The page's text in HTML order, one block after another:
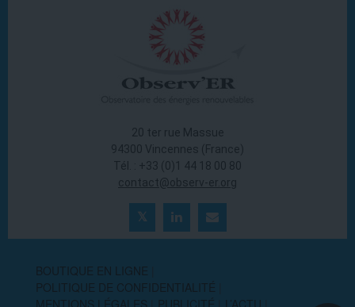
20 ter rue Massue
94300 Vincennes (France)
Tél. : +33 (0)1 44 18 00 80
contact@observ-er.org
BOUTIQUE EN LIGNE
POLITIQUE DE CONFIDENTIALITÉ
MENTIONS LÉGALES
PUBLICITÉ L’ACTU